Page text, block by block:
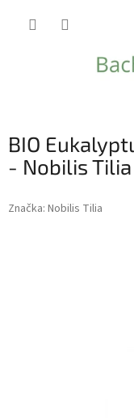
BIO
- Nobilis Tilia
Značka: Nobilis Tilia